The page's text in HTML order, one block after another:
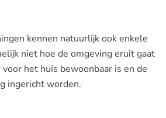
kennen natuurlijk ook enkele
niet hoe de omgeving eruit gaat
het huis bewoonbaar is en de
ingericht worden.